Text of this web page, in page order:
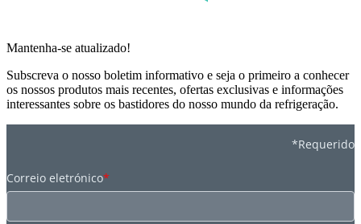
Mantenha-se atualizado!
Subscreva o nosso boletim informativo e seja o primeiro a conhecer
os nossos produtos mais recentes, ofertas exclusivas e informações
interessantes sobre os bastidores do nosso mundo da refrigeração.
*Requerido
Correio eletrónico*